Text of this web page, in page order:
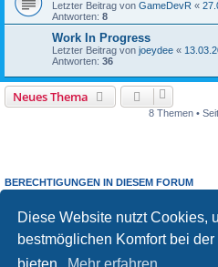
Diese Website nutzt Cookies,
bestmöglichen Komfort bei
Letzter Beitrag von GameDevR «
Antworten: 8
Work In Progress
Letzter Beitrag von joeydee «
Antworten: 36
Neues Thema
8 Themen •
BERECHTIGUNGEN IN DIESEM FORUM
Du darfst keineAntworten zu Themen in diesem
Du darfst deine Beiträge in diesem Forumnicht
Du darfst deine Beiträge in diesem Forum nicht
keine